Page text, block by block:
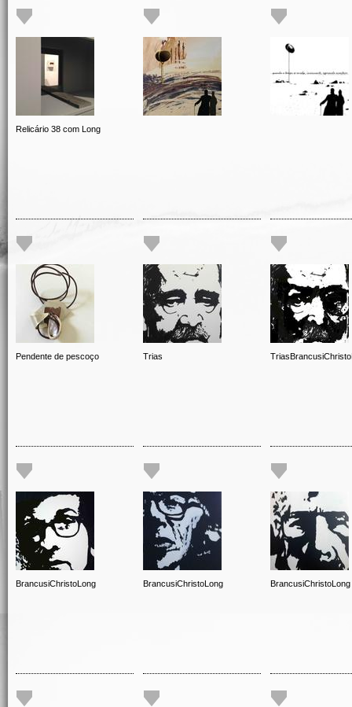
Relicário 38 com Long
Pendente de pescoço Trias
BrancusiChristoLong BrancusiChristoLong BrancusiChristoLong